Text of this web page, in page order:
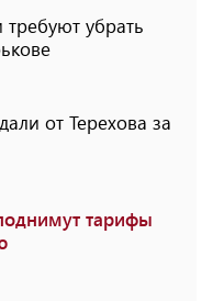
убрать
от Терехова за
тарифы